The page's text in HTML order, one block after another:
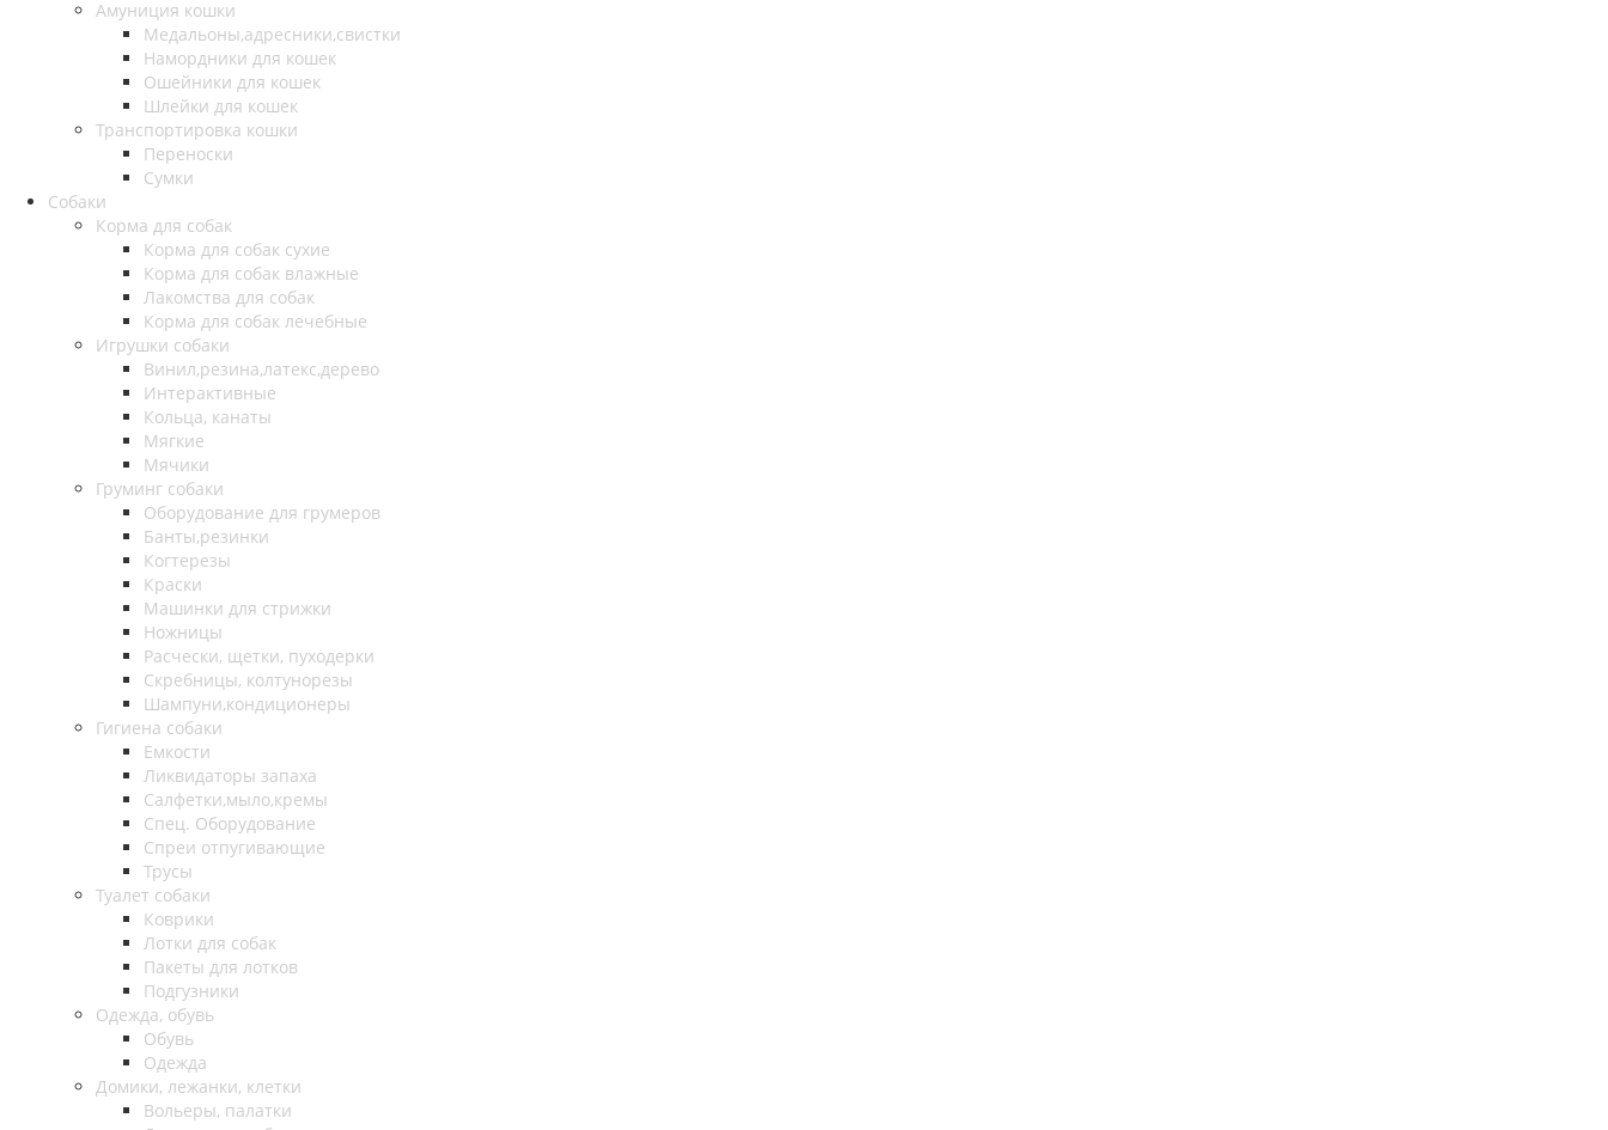
Амуниция кошки
Медальоны,адресники,свистки
Намордники для кошек
Ошейники для кошек
Шлейки для кошек
Транспортировка кошки
Переноски
Сумки
Собаки
Корма для собак
Корма для собак сухие
Корма для собак влажные
Лакомства для собак
Корма для собак лечебные
Игрушки собаки
Винил,резина,латекс,дерево
Интерактивные
Кольца, канаты
Мягкие
Мячики
Груминг собаки
Оборудование для грумеров
Банты,резинки
Когтерезы
Краски
Машинки для стрижки
Ножницы
Расчески, щетки, пуходерки
Скребницы, колтунорезы
Шампуни,кондиционеры
Гигиена собаки
Емкости
Ликвидаторы запаха
Салфетки,мыло,кремы
Спец. Оборудование
Спреи отпугивающие
Трусы
Туалет собаки
Коврики
Лотки для собак
Пакеты для лотков
Подгузники
Одежда, обувь
Обувь
Одежда
Домики, лежанки, клетки
Вольеры, палатки